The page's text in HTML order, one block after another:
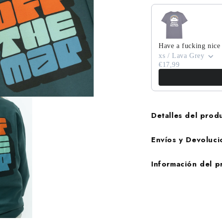
Have a fucking nice
xs / Lava Grey
€17,99
Detalles del
Envíos y
Información del